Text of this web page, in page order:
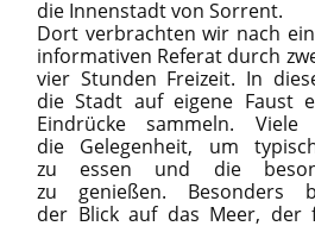
die Innenstadt von Sorrent.
Dort verbrachten wir nach
informativen Referat durch
vier Stunden Freizeit. In
die Stadt auf eigene Faust
Eindrücke sammeln.
die Gelegenheit, um
zu essen und die
zu genießen. Besonders
der Blick auf das Meer, der